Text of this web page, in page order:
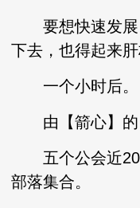
要想快速发展
下去，也得起来肝
一个小时后。
由【箭心】的
五个公会近
部落集合。